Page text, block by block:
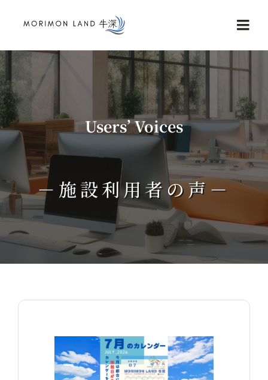
Home
Service
NEWS
Reviews
Contact
Users’ Voices
－施設利用者の声－